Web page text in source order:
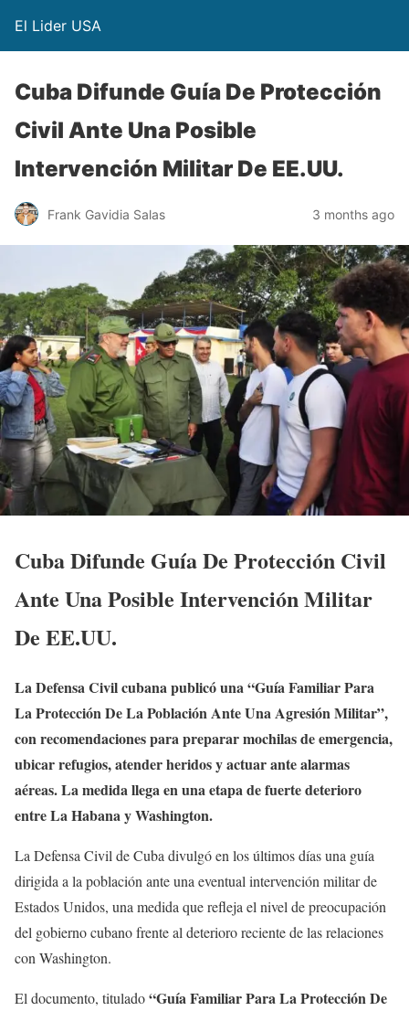
El Lider USA
Cuba Difunde Guía De Protección
Civil Ante Una Posible
Intervención Militar De EE.UU.
Frank Gavidia Salas 3 months ago
Cuba Difunde Guía De Protección Civil
Ante Una Posible Intervención Militar
De EE.UU.
La Defensa Civil cubana publicó una “Guía Familiar Para
La Protección De La Población Ante Una Agresión Militar”,
con recomendaciones para preparar mochilas de emergencia,
ubicar refugios, atender heridos y actuar ante alarmas
aéreas. La medida llega en una etapa de fuerte deterioro
entre La Habana y Washington.
La Defensa Civil de Cuba divulgó en los últimos días una guía
dirigida a la población ante una eventual intervención militar de
Estados Unidos, una medida que refleja el nivel de preocupación
del gobierno cubano frente al deterioro reciente de las relaciones
con Washington.
El documento, titulado“Guía Familiar Para La Protección De